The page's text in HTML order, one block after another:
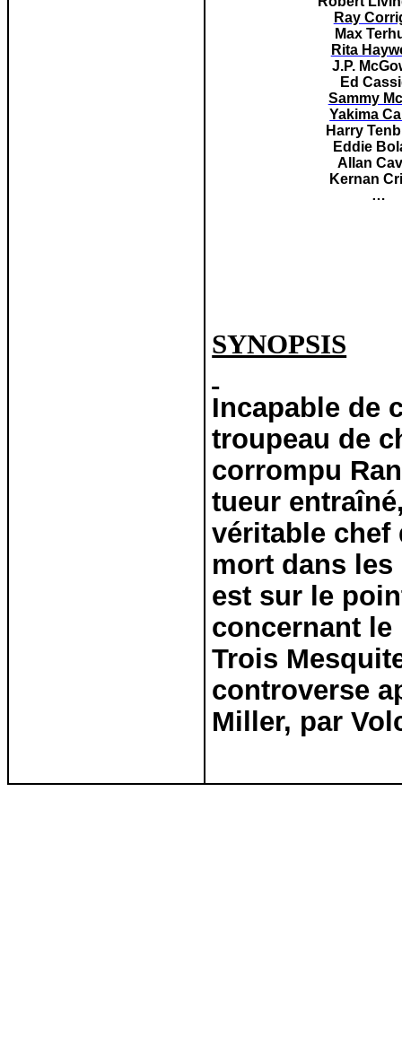
Ray
Max
Rita
J.P.
Ed
Sammy
Yakima
Harry
Eddie
Allan
Kernan
…
SYNOPSIS
Incapable de
troupeau de
corrompu
tueur
véritable chef
mort dans
est sur le
concernant le
Trois
controverse
Miller, par